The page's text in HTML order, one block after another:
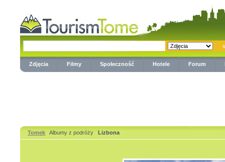
Zdjęcia Filmy Społeczność Hotele Forum
Tomek Albumy z podróży Lizbona